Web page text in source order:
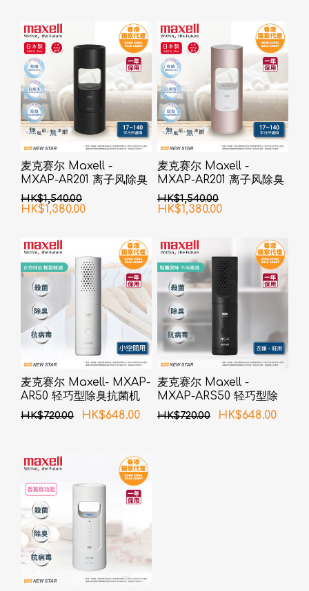
麦克赛尔 Maxell -
MXAP-AR201 离子风除臭
抗菌机 黑色
HK$1,540.00
HK$1,380.00
麦克赛尔 Maxell -
MXAP-AR201 离子风除臭
抗菌机 粉红色
HK$1,540.00
HK$1,380.00
麦克赛尔 Maxell- MXAP-
AR50 轻巧型除臭抗菌机
小空间用
HK$720.00 HK$648.00
麦克赛尔 Maxell -
MXAP-ARS50 轻巧型除
菌消臭器 衣类、鞋用
HK$720.00 HK$648.00